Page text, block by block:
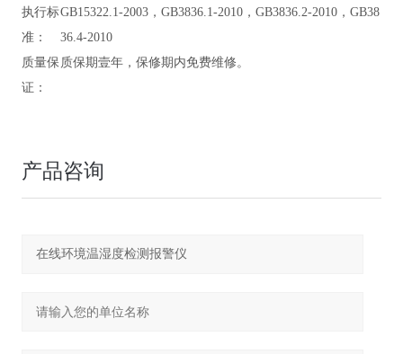
执行标
准：
GB15322.1-2003，GB3836.1-2010，GB3836.2-2010，GB38
36.4-2010
质量保
证：
质保期壹年，保修期内免费维修。
产品咨询